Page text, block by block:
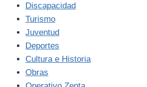
Discapacidad
Turismo
Juventud
Deportes
Cultura e Historia
Obras